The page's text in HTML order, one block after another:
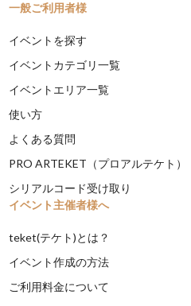
一般ご利用者様
イベントを探す
イベントカテゴリ一覧
イベントエリア一覧
使い方
よくある質問
PRO ARTEKET（プロアルテケト）
シリアルコード受け取り
イベント主催者様へ
teket(テケト)とは？
イベント作成の方法
ご利用料金について